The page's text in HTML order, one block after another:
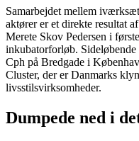
Samarbejdet mellem
aktører er et direkte resultat
Merete Skov Pedersen i
inkubatorforløb.
Cph på Bredgade i
Cluster, der er Danmarks
livsstilsvirksomheder.
Dumpede ned i